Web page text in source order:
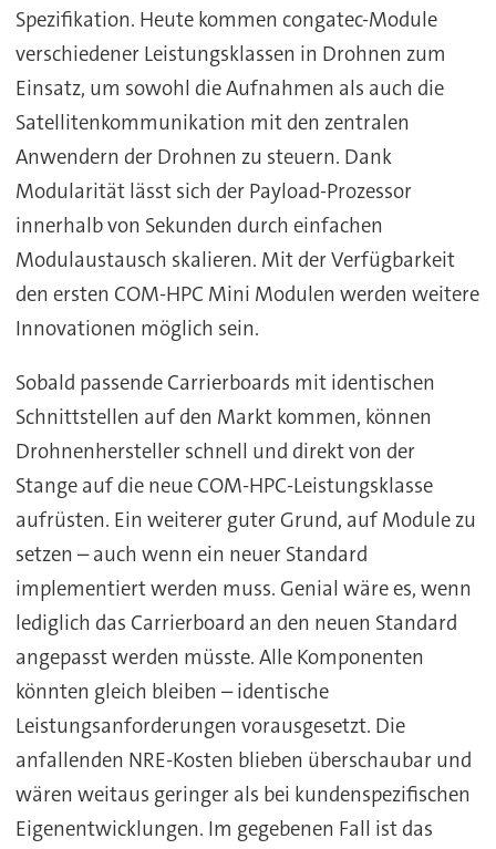
Spezifikation. Heute kommen congatec-Module
verschiedener Leistungsklassen in Drohnen zum
Einsatz, um sowohl die Aufnahmen als auch die
Satellitenkommunikation mit den zentralen
Anwendern der Drohnen zu steuern. Dank
Modularität lässt sich der Payload-Prozessor
innerhalb von Sekunden durch einfachen
Modulaustausch skalieren. Mit der Verfügbarkeit
den ersten COM-HPC Mini Modulen werden weitere
Innovationen möglich sein.
Sobald passende Carrierboards mit identischen
Schnittstellen auf den Markt kommen, können
Drohnenhersteller schnell und direkt von der
Stange auf die neue COM-HPC-Leistungsklasse
aufrüsten. Ein weiterer guter Grund, auf Module zu
setzen – auch wenn ein neuer Standard
implementiert werden muss. Genial wäre es, wenn
lediglich das Carrierboard an den neuen Standard
angepasst werden müsste. Alle Komponenten
könnten gleich bleiben – identische
Leistungsanforderungen vorausgesetzt. Die
anfallenden NRE-Kosten blieben überschaubar und
wären weitaus geringer als bei kundenspezifischen
Eigenentwicklungen. Im gegebenen Fall ist das